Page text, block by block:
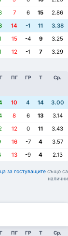
7 6 15
2.86
14 -1 11
3.38
15 -4 9
3.25
12 -1 7 3.29
ПГ ГР Т Ср.
10 4 14
3.00
8 6 13
3.14
12 0 11
3.43
16 -7 4
3.57
13 -9 4 2.13
за гостуващите също са
налични
ПГ ГР Т Ср.